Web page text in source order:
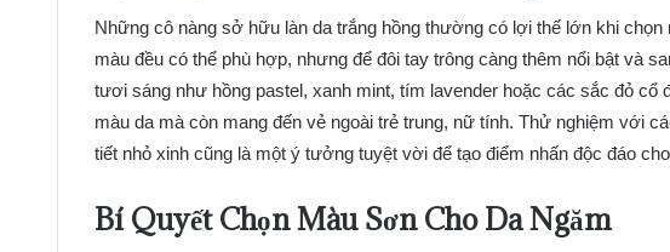
Những cô nàng sở hữu làn da trắng hồng thường có lợi thế lớn khi chọn
màu đều có thể phù hợp, nhưng để đôi tay trông càng thêm nổi bật và
tươi sáng như hồng pastel, xanh mint, tím lavender hoặc các sắc đỏ cổ
màu da mà còn mang đến vẻ ngoài trẻ trung, nữ tính. Thử nghiệm với
tiết nhỏ xinh cũng là một ý tưởng tuyệt vời để tạo điểm nhấn độc đáo
Bí Quyết Chọn Màu Sơn Cho Da Ngăm